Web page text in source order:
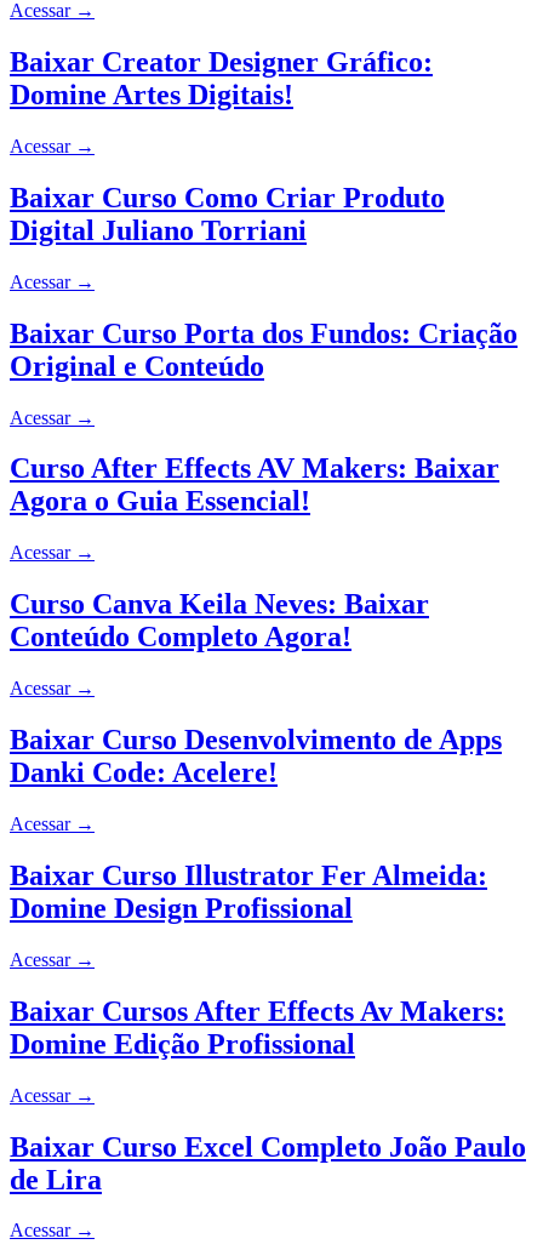
Acessar →
Baixar Creator Designer Gráfico:
Domine Artes Digitais!
Acessar →
Baixar Curso Como Criar Produto
Digital Juliano Torriani
Acessar →
Baixar Curso Porta dos Fundos: Criação
Original e Conteúdo
Acessar →
Curso After Effects AV Makers: Baixar
Agora o Guia Essencial!
Acessar →
Curso Canva Keila Neves: Baixar
Conteúdo Completo Agora!
Acessar →
Baixar Curso Desenvolvimento de Apps
Danki Code: Acelere!
Acessar →
Baixar Curso Illustrator Fer Almeida:
Domine Design Profissional
Acessar →
Baixar Cursos After Effects Av Makers:
Domine Edição Profissional
Acessar →
Baixar Curso Excel Completo João Paulo
de Lira
Acessar →